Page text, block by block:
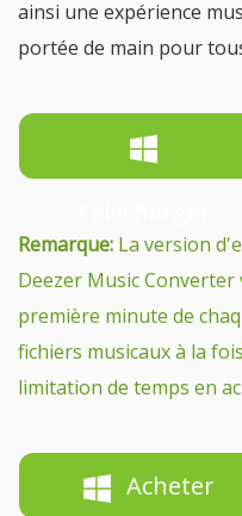
ainsi une expérience
portée de main pour
Remarque: La version
Deezer Music
première minute de
fichiers musicaux à la
limitation de temps en
Acheter